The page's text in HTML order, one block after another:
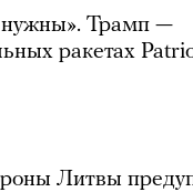
Трамп —
ракетах
Литвы